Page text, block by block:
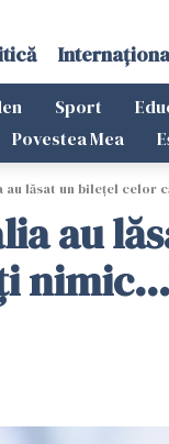
Sport
Povestea Mea
lăsat un bilețel celor
au